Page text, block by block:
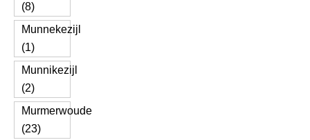
(8)
Munnekezijl
(1)
Munnikezijl
(2)
Murmerwoude
(23)